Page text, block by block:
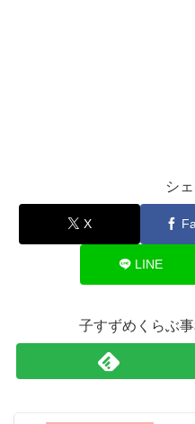
シ
X
LINE
子すずめくらぶ